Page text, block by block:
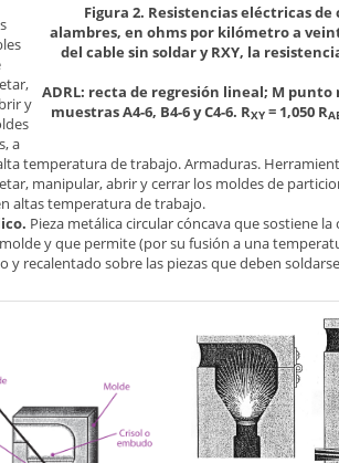
Figura 2. Resistencias eléctricas de
alambres, en ohms por kilómetro a
del cable sin soldar y RXY, la
ADRL: recta de regresión lineal; M punto
muestras A4-6, B4-6 y C4-6. RXY = 1,050 R
y
a
temperatura de trabajo. Armaduras.
manipular, abrir y cerrar los moldes de
altas temperatura de trabajo.
Pieza metálica circular cóncava que sostiene
y que permite (por su fusión a una
y recalentado sobre las piezas que deben